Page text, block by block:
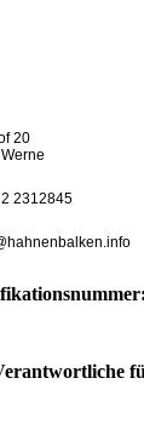
20
2312845